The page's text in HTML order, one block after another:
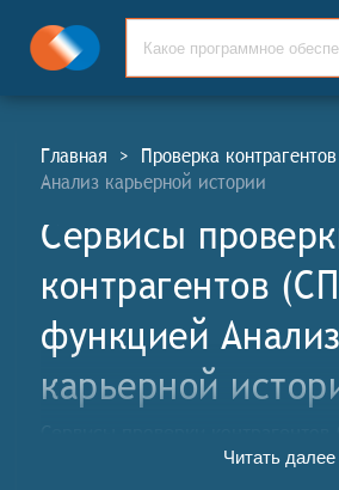
Главная > Проверка контрагентов
Анализ карьерной истории
Сервисы
контрагентов
функцией Анализ
карьерной
Counterparties Check Services,
Читать далее